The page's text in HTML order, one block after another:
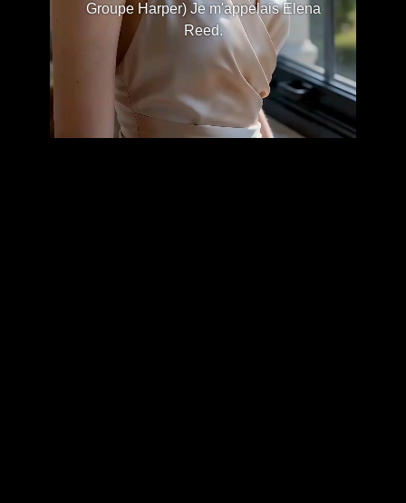
Groupe Harper) Je m'appelais Elena
Reed.